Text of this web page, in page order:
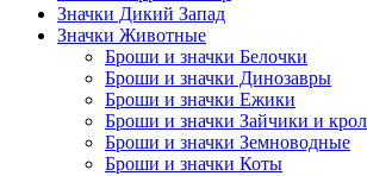
Значки Дикий Запад
Значки Животные
Броши и значки Белочки
Броши и значки Динозавры
Броши и значки Ежики
Броши и значки Зайчики и
Броши и значки Земноводные
Броши и значки Коты